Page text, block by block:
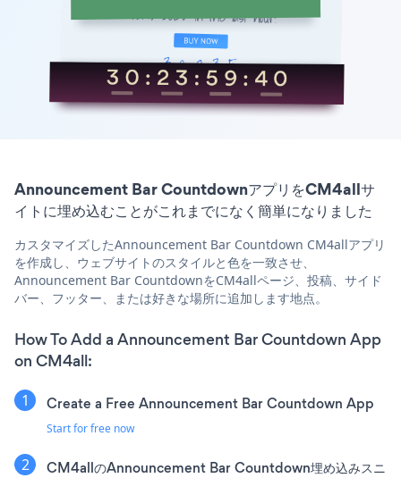
Announcement Bar CountdownアプリをCM4allサ
イトに埋め込むことがこれまでになく簡単になりました
カスタマイズしたAnnouncement Bar Countdown CM4allアプリ
を作成し、ウェブサイトのスタイルと色を一致させ、
Announcement Bar CountdownをCM4allページ、投稿、サイド
バー、フッター、または好きな場所に追加します地点。
How To Add a Announcement Bar Countdown App
on CM4all:
Create a Free Announcement Bar Countdown App
Start for free now
CM4allのAnnouncement Bar Countdown埋め込みスニ